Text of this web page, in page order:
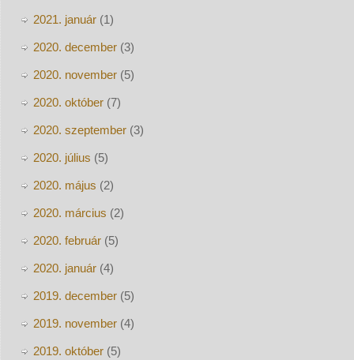
2021. január(1)
2020. december(3)
2020. november(5)
2020. október(7)
2020. szeptember(3)
2020. július (5)
2020. május (2)
2020. március (2)
2020. február(5)
2020. január(4)
2019. december(5)
2019. november(4)
2019. október(5)